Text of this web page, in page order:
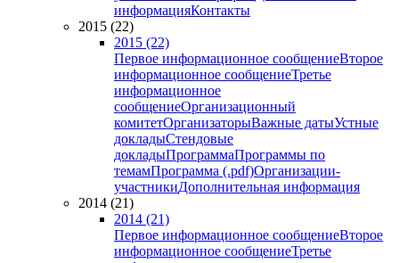
информацияКонтакты
2015 (22)
2015 (22)
Первое информационное сообщениеВторое
информационное сообщениеТретье
информационное
сообщениеОрганизационный
комитетОрганизаторыВажные датыУстные
докладыСтендовые
докладыПрограммаПрограммы по
темамПрограмма (.pdf)Организации-
участникиДополнительная информация
2014 (21)
2014 (21)
Первое информационное сообщениеВторое
информационное сообщениеТретье